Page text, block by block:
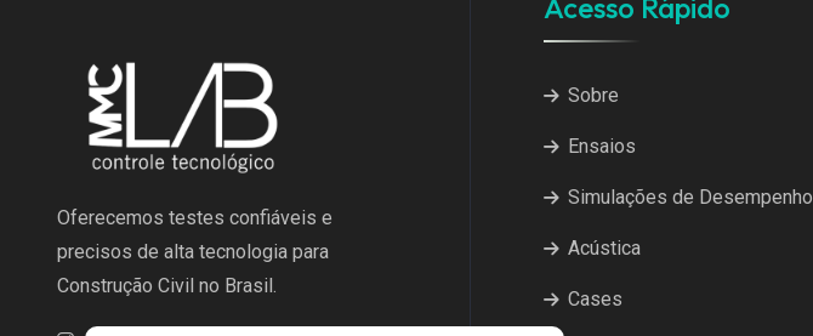
Oferecemos testes confiáveis e
precisos de alta tecnologia para
Construção Civil no Brasil.
Sobre
Ensaios
Simulações de Desempenho
Acústica
Cases